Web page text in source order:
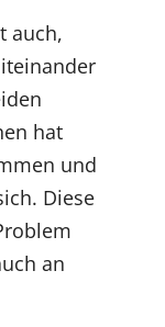
auch,
hat
und
Diese
an